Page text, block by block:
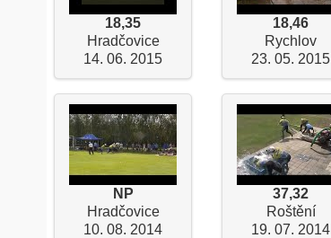
18,35
Hradčovice
14. 06. 2015
18,46
Rychlov
23. 05. 2015
NP
Hradčovice
10. 08. 2014
37,32
Roštění
19. 07. 2014